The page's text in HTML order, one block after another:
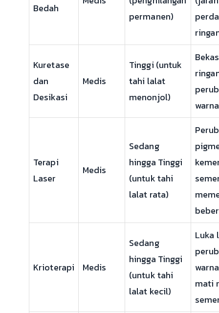
Bedah
permanen)
Kuretase
dan
Desikasi
Medis
Tinggi (untuk
tahi lalat
menonjol)
Terapi
Laser
Medis
Sedang
hingga Tinggi
(untuk tahi
lalat rata)
Krioterapi Medis
Sedang
hingga Tinggi
(untuk tahi
lalat kecil)
Luka
mati